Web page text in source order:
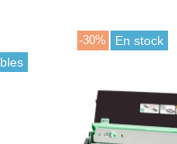
-30% En stock